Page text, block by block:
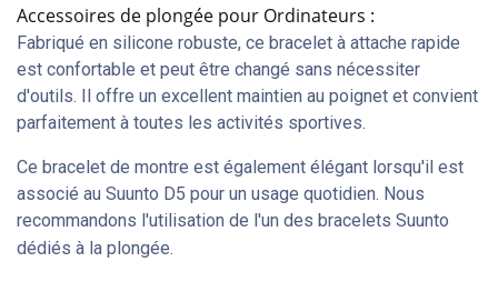
Accessoires de plongée pour Ordinateurs :
Fabriqué en silicone robuste, ce bracelet à attache rapide
est confortable et peut être changé sans nécessiter
d'outils. Il offre un excellent maintien au poignet et convient
parfaitement à toutes les activités sportives.
Ce bracelet de montre est également élégant lorsqu'il est
associé au Suunto D5 pour un usage quotidien. Nous
recommandons l'utilisation de l'un des bracelets Suunto
dédiés à la plongée.